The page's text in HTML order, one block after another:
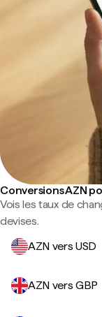
Conversions AZN
Vois les taux de
devises.
AZN vers USD
AZN vers GBP